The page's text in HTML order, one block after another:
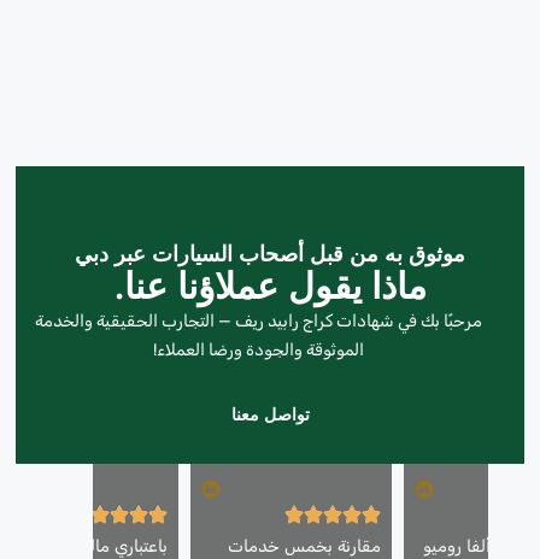
موثوق به من قبل أصحاب السيارات عبر دبي
ماذا يقول عملاؤنا عنا.
مرحبًا بك في شهادات كراج رابيد ريف — التجارب الحقيقية والخدمة
الموثوقة والجودة ورضا العملاء!
تواصل معنا
ألفا روميو
مقارنة بخمس خدمات
باعتباري مالك سيارة